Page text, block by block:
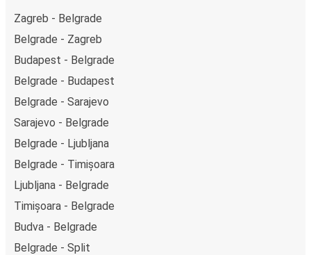
Zagreb - Belgrade
Belgrade - Zagreb
Budapest - Belgrade
Belgrade - Budapest
Belgrade - Sarajevo
Sarajevo - Belgrade
Belgrade - Ljubljana
Belgrade - Timișoara
Ljubljana - Belgrade
Timișoara - Belgrade
Budva - Belgrade
Belgrade - Split